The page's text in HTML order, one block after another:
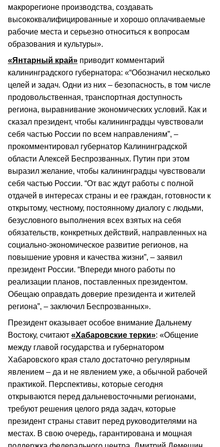
макрорегионе производства, создавать
высококвалифицированные и хорошо оплачиваемые
рабочие места и серьезно относиться к вопросам
образования и культуры».
«Янтарный край» приводит комментарий
калининградского губернатора: «“Обозначил несколько
целей и задач. Одни из них – безопасность, в том числе
продовольственная, транспортная доступность
региона, выравнивание экономических условий. Как и
сказал президент, чтобы калининградцы чувствовали
себя частью России по всем направлениям”, –
прокомментировал губернатор Калининградской
области Алексей Беспрозванных. Путин при этом
выразил желание, чтобы калининградцы чувствовали
себя частью России. “От вас ждут работы с полной
отдачей в интересах страны и ее граждан, готовности к
открытому, честному, постоянному диалогу с людьми,
безусловного выполнения всех взятых на себя
обязательств, конкретных действий, направленных на
социально-экономическое развитие регионов, на
повышение уровня и качества жизни”, – заявил
президент России. “Впереди много работы по
реализации планов, поставленных президентом.
Обещаю оправдать доверие президента и жителей
региона”, – заключил Беспрозванных».
Президент оказывает особое внимание Дальнему
Востоку, считают «Хабаровские терки»: «Общение
между главой государства и губернатором
Хабаровского края стало достаточно регулярным
явлением – да и не явлением уже, а обычной рабочей
практикой. Перспективы, которые сегодня
открываются перед дальневосточными регионами,
требуют решения целого ряда задач, которые
президент страны ставит перед руководителями на
местах. В свою очередь, гарантирована и мощная